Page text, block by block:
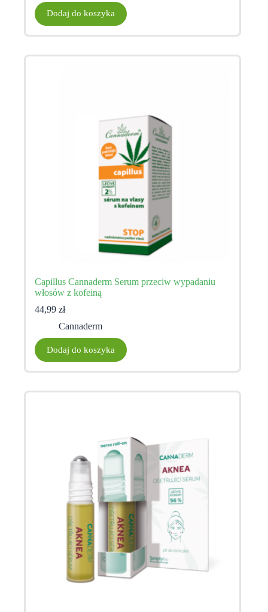
Dodaj do koszyka
Capillus Cannaderm Serum przeciw wypadaniu
włosów z kofeiną
44,99 zł
Cannaderm
Dodaj do koszyka